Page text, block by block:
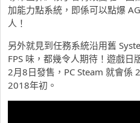
加能力點系統，即係可以點爆
人！
另外就見到任務系統沿用舊
FPS 味，都幾令人期待！遊戲
2月8日發售，PC Steam 就會係
2018年初。